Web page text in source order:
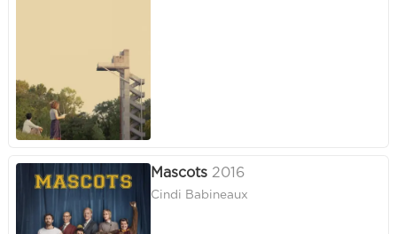
Mascots 2016
Cindi Babineaux